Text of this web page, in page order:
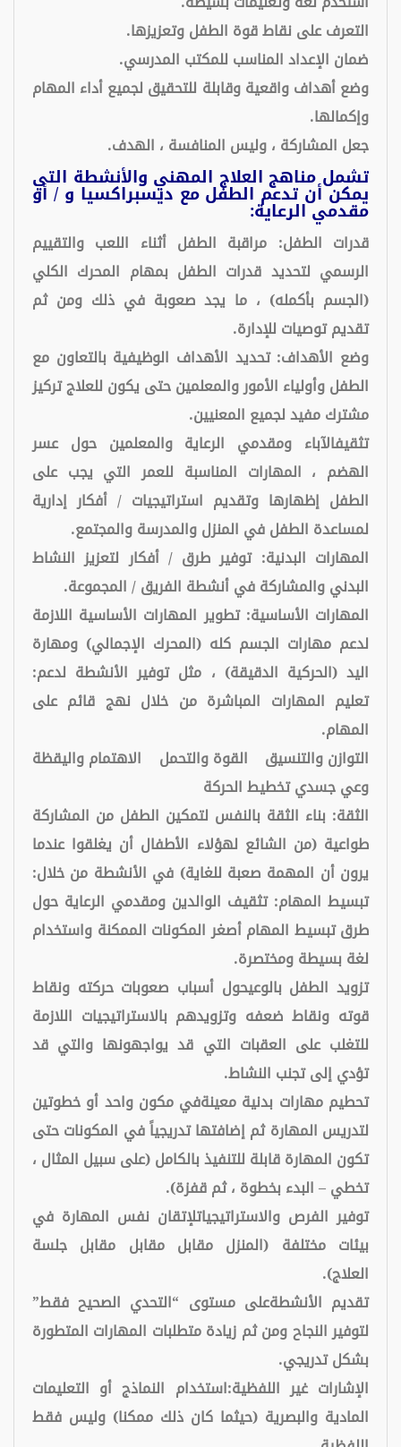
التعرف على نقاط قوة الطفل وتعزيزها.
ضمان الإعداد المناسب للمكتب المدرسي.
وضع أهداف واقعية وقابلة للتحقيق لجميع أداء المهام
وإكمالها.
جعل المشاركة ، وليس المنافسة ، الهدف.
تشمل مناهج العلاج المهني والأنشطة التي
يمكن أن تدعم الطفل مع ديسبراكسيا و / أو
مقدمي الرعاية:
قدرات الطفل: مراقبة الطفل أثناء اللعب والتقييم
الرسمي لتحديد قدرات الطفل بمهام المحرك الكلي
(الجسم بأكمله) ، ما يجد صعوبة في ذلك ومن ثم
تقديم توصيات للإدارة.
وضع الأهداف: تحديد الأهداف الوظيفية بالتعاون مع
الطفل وأولياء الأمور والمعلمين حتى يكون للعلاج تركيز
مشترك مفيد لجميع المعنيين.
تثقيفالآباء ومقدمي الرعاية والمعلمين حول عسر
الهضم ، المهارات المناسبة للعمر التي يجب على
الطفل إظهارها وتقديم استراتيجيات / أفكار إدارية
لمساعدة الطفل في المنزل والمدرسة والمجتمع.
المهارات البدنية: توفير طرق / أفكار لتعزيز النشاط
البدني والمشاركة في أنشطة الفريق / المجموعة.
المهارات الأساسية: تطوير المهارات الأساسية اللازمة
لدعم مهارات الجسم كله (المحرك الإجمالي) ومهارة
اليد (الحركية الدقيقة) ، مثل توفير الأنشطة لدعم:
تعليم المهارات المباشرة من خلال نهج قائم على
المهام.
التوازن والتنسيق
القوة والتحمل
الاهتمام واليقظة
وعي جسديتخطيط الحركة
الثقة: بناء الثقة بالنفس لتمكين الطفل من المشاركة
طواعية (من الشائع لهؤلاء الأطفال أن يغلقوا عندما
يرون أن المهمة صعبة للغاية) في الأنشطة من خلال:
تبسيط المهام: تثقيف الوالدين ومقدمي الرعاية حول
طرق تبسيط المهام أصغر المكونات الممكنة واستخدام
لغة بسيطة ومختصرة.
تزويد الطفل بالوعيحول أسباب صعوبات حركته ونقاط
قوته ونقاط ضعفه وتزويدهم بالاستراتيجيات اللازمة
للتغلب على العقبات التي قد يواجهونها والتي قد
تؤدي إلى تجنب النشاط.
تحطيم مهارات بدنية معينةفي مكون واحد أو خطوتين
لتدريس المهارة ثم إضافتها تدريجياً في المكونات حتى
تكون المهارة قابلة للتنفيذ بالكامل (على سبيل المثال ،
تخطي – البدء بخطوة ، ثم قفزة).
توفير الفرص والاستراتيجياتلإتقان نفس المهارة في
بيئات مختلفة (المنزل مقابل مقابل مقابل جلسة
العلاج).
تقديم الأنشطةعلى مستوى “التحدي الصحيح فقط”
لتوفير النجاح ومن ثم زيادة متطلبات المهارات المتطورة
بشكل تدريجي.
الإشارات غير اللفظية:استخدام النماذج أو التعليمات
المادية والبصرية (حيثما كان ذلك ممكنا) وليس فقط